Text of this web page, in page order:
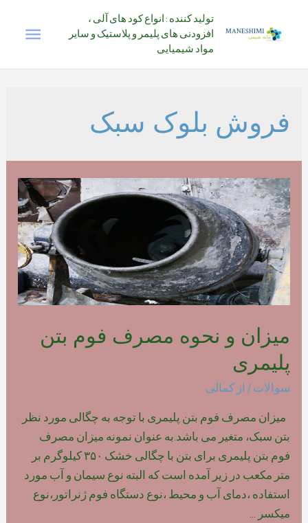
تولید کننده : انواع کود های آلی ،
افزودنی های پلیمر و پلاستیک و سایر
مواد شیمیایی
فروش بلوک سبک
میزان و نحوه مصرف فوم بتن
پلیمری
سوالات / از کمالی
میزان مصرف فوم بتن پلیمری با توجه به چگالی مورد نظر
بتن سبک، متغیر می باشد.به عنوان نمونه میزان مصرف
فوم بتن پلیمری برای بتن با چگالی خشک ۳۵۰ کیلوگرم بر
متر مکعب در زیر آمده است که البته نوع سیمان و آب مورد
استفاده ،دمای آب و محیط ،نوع دستگاه فوم ژنراتور،نوع
میکسر …